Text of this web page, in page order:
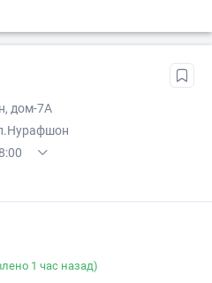
дом-7А
1 час назад)